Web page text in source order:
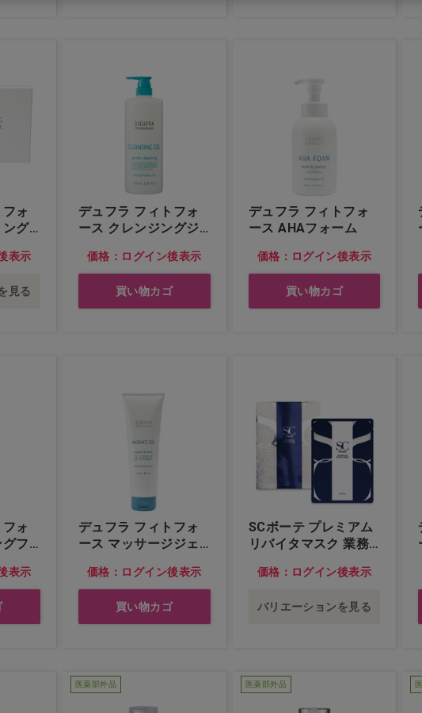
ォ
ング
表示
見る
デュフラ フィトフォ
ース クレンジングジ
価格：ログイン後表示
買い物カゴ
デュフラ フィトフォ
ース AHAフォーム
価格：ログイン後表示
買い物カゴ
ォ
フ
表示
デュフラ フィトフォ
ース マッサージジェ
価格：ログイン後表示
買い物カゴ
SCボーテ プレミアム
リバイタマスク 業務
価格：ログイン後表示
バリエーションを見る
医薬部外品 医薬部外品